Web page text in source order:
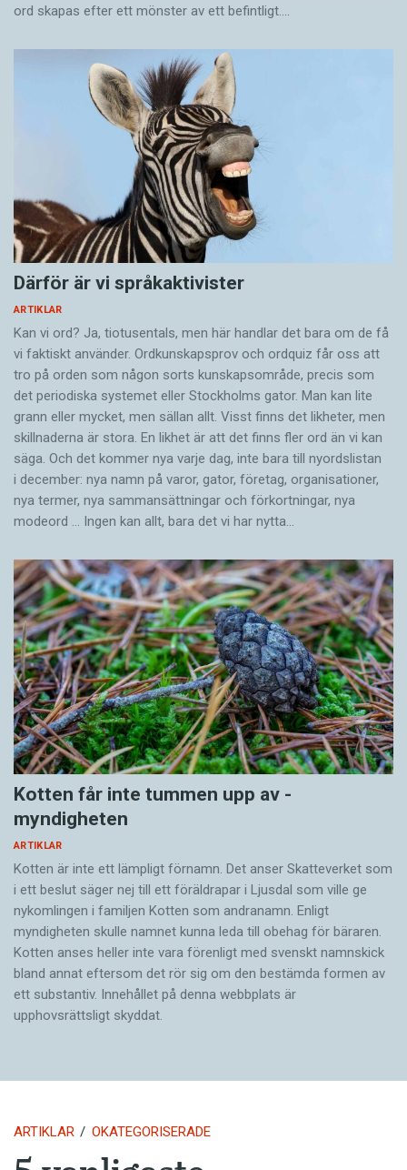
ord skapas efter ett mönster av ett befintligt.…
Därför är vi språkaktivister
ARTIKLAR
Kan vi ord? Ja, tiotusentals, men här handlar det bara om de få
vi faktiskt använder. Ordkunskapsprov och ordquiz får oss att
tro på orden som någon sorts kunskapsområde, precis som
det periodiska systemet eller Stockholms gator. Man kan lite
grann eller mycket, men sällan allt. Visst finns det likheter, men
skillnaderna är stora. En likhet är att det finns fler ord än vi kan
säga. Och det kommer nya varje dag, inte bara till nyordslistan
i december: nya namn på varor, gator, företag, organisationer,
nya termer, nya samman­sättningar och förkortningar, nya
modeord … Ingen kan allt, bara det vi har nytta…
Kotten får inte tummen upp av ­
myndigheten
ARTIKLAR
Kotten är inte ett lämpligt förnamn. Det anser Skatte­verket som
i ett beslut säger nej till ett föräldra­par i Ljusdal som ville ge
nykomlingen i familjen Kotten som andranamn. Enligt
myndigheten skulle namnet kunna leda till obehag för bäraren.
Kotten anses heller inte vara förenligt med svenskt namnskick
bland annat eftersom det rör sig om den bestämda formen av
ett substantiv. Innehållet på denna webbplats är
upphovsrättsligt skyddat.
ARTIKLAR OKATEGORISERADE